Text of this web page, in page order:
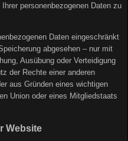
personenbezogenen Daten zu
Daten eingeschränkt
abgesehen – nur mit
Ausübung oder Verteidigung
der Rechte einer anderen
aus Gründen eines wichtigen
Union oder eines Mitgliedstaats
Website